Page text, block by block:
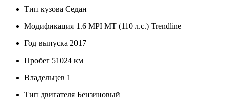
Тип кузова Седан
Модификация 1.6 MPI MT (110 л.с.) Trendline
Год выпуска 2017
Пробег 51024 км
Владельцев 1
Тип двигателя Бензиновый